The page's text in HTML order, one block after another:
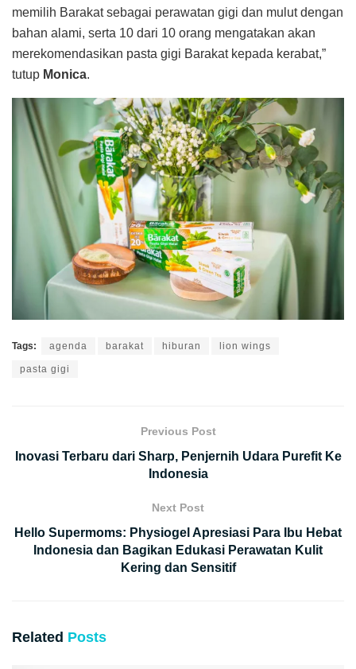
memilih Barakat sebagai perawatan gigi dan mulut dengan
bahan alami, serta 10 dari 10 orang mengatakan akan
merekomendasikan pasta gigi Barakat kepada kerabat,”
tutup Monica.
Tags: agenda barakat hiburan lion wings
pasta gigi
Previous Post
Inovasi Terbaru dari Sharp, Penjernih Udara Purefit Ke
Indonesia
Next Post
Hello Supermoms: Physiogel Apresiasi Para Ibu Hebat
Indonesia dan Bagikan Edukasi Perawatan Kulit
Kering dan Sensitif
Related Posts